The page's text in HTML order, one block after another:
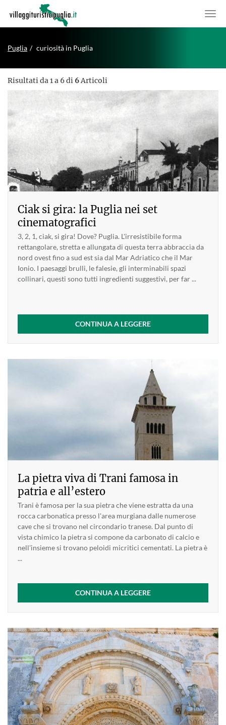
Puglia curiosità in Puglia
Risultati da 1 a 6 di 6Articoli
Ciak si gira: la Puglia nei set
cinematografici
3, 2, 1, ciak, si gira! Dove? Puglia. L'irresistibile forma
rettangolare, stretta e allungata di questa terra abbraccia da
nord ovest fino a sud est sia dal Mar Adriatico che il Mar
Ionio. I paesaggi brulli, le falesie, gli interminabili spazi
collinari, questi sono tutti ingredienti suggestivi, per far ...
CONTINUA A LEGGERE
La pietra viva di Trani famosa in
patria e all’estero
Trani è famosa per la sua pietra che viene estratta da una
rocca carbonatica presso l'area murgiana dalle numerose
cave che si trovano nel circondario tranese. Dal punto di
vista chimico la pietra si compone da carbonato di calcio e
nell'insieme si trovano peloidi micritici cementati. La pietra è
...
CONTINUA A LEGGERE